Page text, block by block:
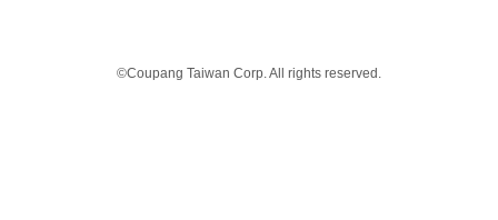
©Coupang Taiwan Corp. All rights reserved.